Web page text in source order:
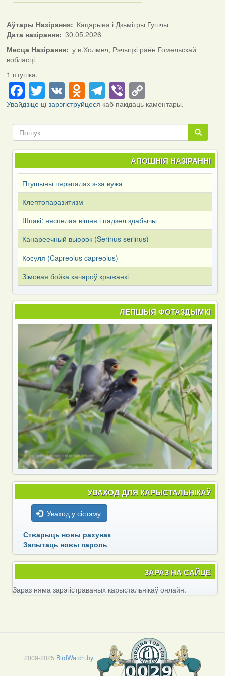
Аўтары Назірання
Кацярына і Дзьмітры Гушчы
Дата назірання
30.05.2026
Месца Назірання
у в.Холмеч, Рэчыцкі раён Гомельскай
вобласці
1 птушка.
Facebook
Twitter
VKOdnoklassniki
Telegram
ViberCopy
Link
Увайдзіцеці зарэгіструйцеся каб пакідаць каментары.
Пошук
Пошук
АПОШНІЯ НАЗІРАННІ
Птушыны пярэпалах з-за вужа
Клептопаразитизм
Шпакі: няспелая вішня і падзел здабычы
Канареечный вьюрок (Serinus serinus)
Косуля (Capreоlus capreоlus)
Зімовая бойка качароў крыжанкі
ЛЕПШЫЯ ФОТАЗДЫМКІ
УВАХОД ДЛЯ КАРЫСТАЛЬНІКАЎ
Уваход у сістэму
Стварыць новы рахунак
Запытаць новы пароль
ЗАРАЗ НА САЙЦЕ
Зараз няма зарэгістраваных карыстальнікаў онлайн.
2009-2025 BirdWatch.by.